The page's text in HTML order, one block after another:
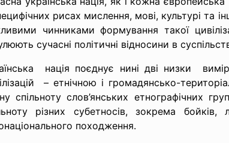
рисах мислення, мові, культурі та
чинниками формування такої
сучасні політичні відносини в
нація поєднує нині дві низки
– етнічною і громадянсько-
спільноту слов’янських етнографічних
різних субетносів, зокрема
походження.